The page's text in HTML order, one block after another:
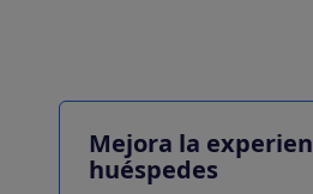
Mejora la
huéspedes